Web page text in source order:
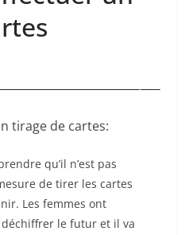
tirage de cartes:
qu’il n’est pas
de tirer les cartes
Les femmes ont
le futur et il va